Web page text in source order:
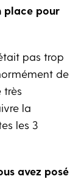
place pour
pas trop
de
très
la
les 3
avez posé